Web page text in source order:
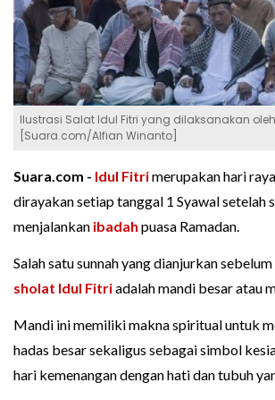
Ilustrasi Salat Idul Fitri yang dilaksanakan
[Suara.com/Alfian Winanto]
Suara.com - Idul Fitrimerupakan hari
dirayakan setiap tanggal 1 Syawal setelah
menjalankan ibadah puasa Ramadan.
Salah satu sunnah yang dianjurkan
sholat Idul Fitriadalah mandi besar atau
Mandi ini memiliki makna spiritual untuk
hadas besar sekaligus sebagai simbol
hari kemenangan dengan hati dan tubuh